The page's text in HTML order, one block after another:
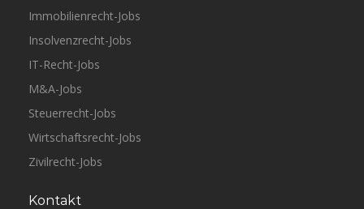
Immobilienrecht-Jobs
Insolvenzrecht-Jobs
IT-Recht-Jobs
M&A-Jobs
Steuerrecht-Jobs
Wirtschaftsrecht-Jobs
Zivilrecht-Jobs
Kontakt